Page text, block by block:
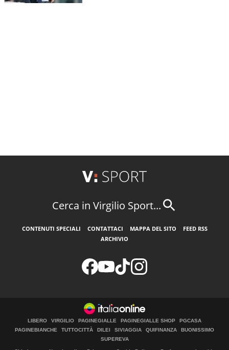
Cerca in Virgilio Sport...
CONTENUTI SPECIALI CONTATTACI MAPPA DEL SITO
FEED RSS
ARCHIVIO
LIBERO VIRGILIO PAGINEGIALLE PAGINEGIALLE SHOP
PGCASA
PAGINEBIANCHE
TUTTOCITTÀ DILEI SIVIAGGIA QUIFINANZA
BUONISSIMO
SUPEREVA